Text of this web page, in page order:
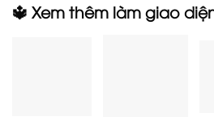
🔱 Xem thêm làm giao